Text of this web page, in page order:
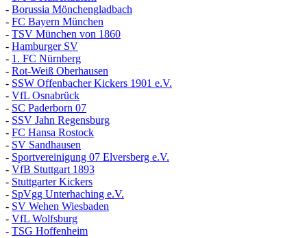
- Borussia Mönchengladbach
- FC Bayern München
- TSV München von 1860
- Hamburger SV
- 1. FC Nürnberg
- Rot-Weiß Oberhausen
- SSW Offenbacher Kickers 1901 e.V.
- VfL Osnabrück
- SC Paderborn 07
- SSV Jahn Regensburg
- FC Hansa Rostock
- SV Sandhausen
- Sportvereinigung 07 Elversberg e.V.
- VfB Stuttgart 1893
- Stuttgarter Kickers
- SpVgg Unterhaching e.V.
- SV Wehen Wiesbaden
- VfL Wolfsburg
- TSG Hoffenheim